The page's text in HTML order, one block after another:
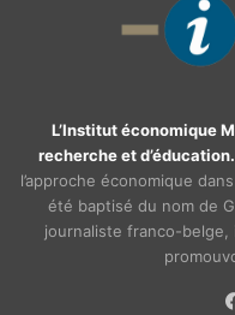
L’Institut économique
recherche et d’éducation.
l’approche économique
été baptisé du nom de
journaliste franco-